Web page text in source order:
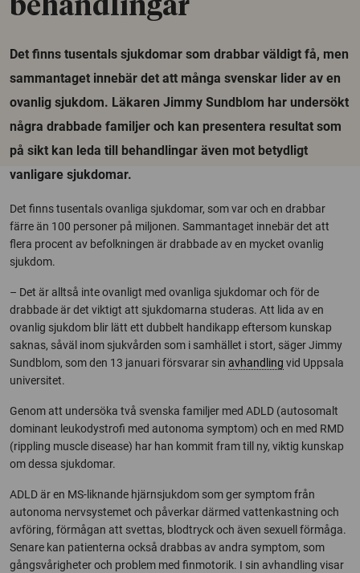
behandlingar
Det finns tusentals sjukdomar som drabbar väldigt få, men
sammantaget innebär det att många svenskar lider av en
ovanlig sjukdom. Läkaren Jimmy Sundblom har undersökt
några drabbade familjer och kan presentera resultat som
på sikt kan leda till behandlingar även mot betydligt
vanligare sjukdomar.
Det finns tusentals ovanliga sjukdomar, som var och en drabbar
färre än 100 personer på miljonen. Sammantaget innebär det att
flera procent av befolkningen är drabbade av en mycket ovanlig
sjukdom.
– Det är alltså inte ovanligt med ovanliga sjukdomar och för de
drabbade är det viktigt att sjukdomarna studeras. Att lida av en
ovanlig sjukdom blir lätt ett dubbelt handikapp eftersom kunskap
saknas, såväl inom sjukvården som i samhället i stort, säger Jimmy
Sundblom, som den 13 januari försvarar sin avhandling vid Uppsala
universitet.
Genom att undersöka två svenska familjer med ADLD (autosomalt
dominant leukodystrofi med autonoma symptom) och en med RMD
(rippling muscle disease) har han kommit fram till ny, viktig kunskap
om dessa sjukdomar.
ADLD är en MS-liknande hjärnsjukdom som ger symptom från
autonoma nervsystemet och påverkar därmed vattenkastning och
avföring, förmågan att svettas, blodtryck och även sexuell förmåga.
Senare kan patienterna också drabbas av andra symptom, som
gångsvårigheter och problem med finmotorik. I sin avhandling visar